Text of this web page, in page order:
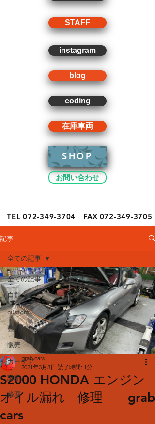
STAFF
instagram
blog
coding
在庫車両
SHOP
お問い合わせ
TEL 072-349-3704 FAX 072-349-3705
記事
全ての記事
自動車
custom
整備
販売
カーケア
診断
修理
全ての記事
S2000 HONDA エンジン
オイル漏れ 修理 grab
cars
grab cars
2021年3月3日 読了時間: 1分